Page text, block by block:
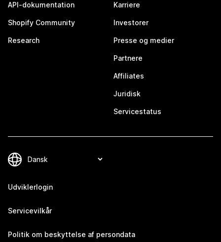
API-dokumentation
Shopify Community
Research
Karriere
Investorer
Presse og medier
Partnere
Affiliates
Juridisk
Servicestatus
Udviklerlogin
Servicevilkår
Politik om beskyttelse af persondata